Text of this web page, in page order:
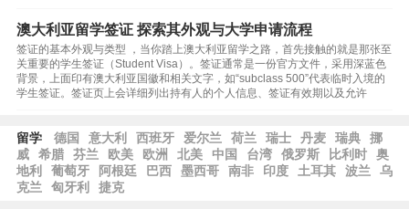
澳大利亚留学签证 探索其外观与大学申请流程
签证的基本外观与类型 ，当你踏上澳大利亚留学之路，首先接触的就是那张至
关重要的学生签证（Student Visa）。签证通常是一份官方文件，采用深蓝色
背景，上面印有澳大利亚国徽和相关文字，如“subclass 500”代表临时入境的
学生签证。签证页上会详细列出持有人的个人信息、签证有效期以及允许
留学 德国 意大利 西班牙 爱尔兰 荷兰 瑞士 丹麦 瑞典
挪
威
希腊 芬兰 欧美 欧洲 北美 中国 台湾 俄罗斯 比利时
奥
地利
葡萄牙 阿根廷 巴西 墨西哥 南非 印度 土耳其 波兰
乌
克兰
匈牙利 捷克